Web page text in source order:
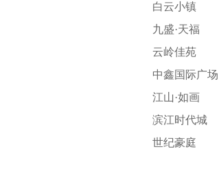
白云小镇
九盛·天福
云岭佳苑
中鑫国际广场
江山·如画
滨江时代城
世纪豪庭